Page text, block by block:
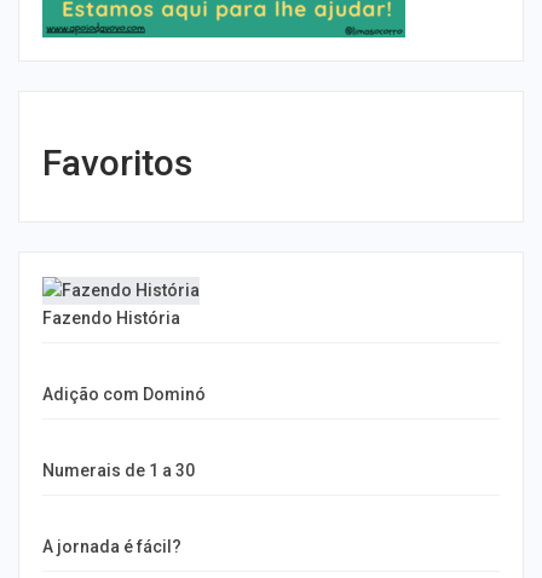
Favoritos
Fazendo História
Adição com Dominó
Numerais de 1 a 30
A jornada é fácil?